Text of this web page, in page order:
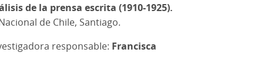
de la prensa escrita (1910-1925).
de Chile, Santiago.
responsable: Francisca